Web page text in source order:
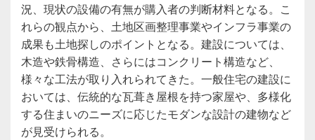
況、現状の設備の有無が購入者の判断材料となる。こ
れらの観点から、土地区画整理事業やインフラ事業の
成果も土地探しのポイントとなる。建設については、
木造や鉄骨構造、さらにはコンクリート構造など、
様々な工法が取り入れられてきた。一般住宅の建設に
おいては、伝統的な瓦葺き屋根を持つ家屋や、多様化
する住まいのニーズに応じたモダンな設計の建物など
が見受けられる。